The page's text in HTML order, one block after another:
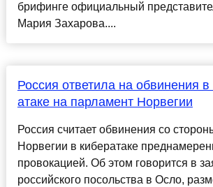
брифинге официальный
Мария Захарова....
Россия ответила на обвинения в
атаке на парламент Норвегии
Россия считает обвинения со
Норвегии в кибератаке
провокацией. Об этом говорится в
российского посольства в Осло,